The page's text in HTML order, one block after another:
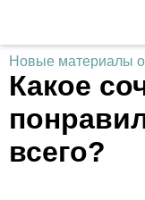
Новые материалы
Какое
всего?